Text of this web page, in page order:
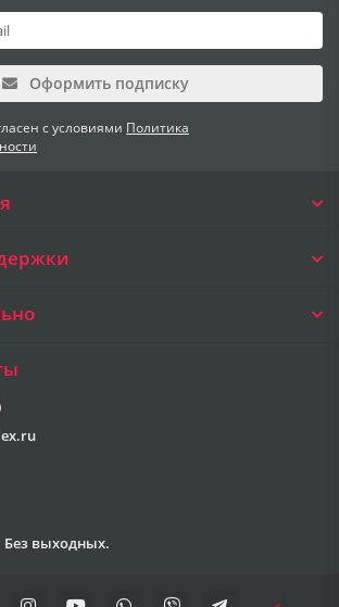
Оформить подписку
с условиями Политика
Без выходных.